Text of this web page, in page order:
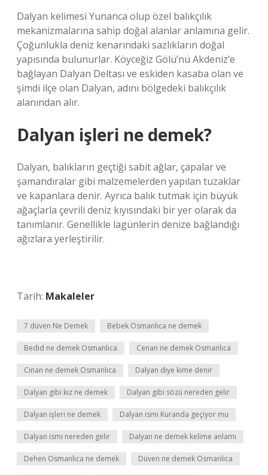
Dalyan kelimesi Yunanca olup özel balıkçılık
mekanizmalarına sahip doğal alanlar anlamına gelir.
Çoğunlukla deniz kenarındaki sazlıkların doğal
yapısında bulunurlar. Köyceğiz Gölü’nü Akdeniz’e
bağlayan Dalyan Deltası ve eskiden kasaba olan ve
şimdi ilçe olan Dalyan, adını bölgedeki balıkçılık
alanından alır.
Dalyan işleri ne demek?
Dalyan, balıkların geçtiği sabit ağlar, çapalar ve
şamandıralar gibi malzemelerden yapılan tuzaklar
ve kapanlara denir. Ayrıca balık tutmak için büyük
ağaçlarla çevrili deniz kıyısındaki bir yer olarak da
tanımlanır. Genellikle lagünlerin denize bağlandığı
ağızlara yerleştirilir.
Tarih: Makaleler
7 düven Ne Demek Bebek Osmanlıca ne demek
Bedid ne demek Osmanlıca Cenan ne demek Osmanlıca
Cinan ne demek Osmanlıca Dalyan diye kime denir
Dalyan gibi kız ne demek Dalyan gibi sözü nereden gelir
Dalyan işleri ne demek Dalyan ismi Kuranda geçiyor mu
Dalyan ismi nereden gelir Dalyan ne demek kelime anlamı
Dehen Osmanlıca ne demek Düven ne demek Osmanlıca